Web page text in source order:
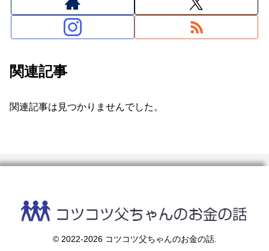
関連記事
関連記事は見つかりませんでした。
© 2022-2026 コツコツ父ちゃんのお金の話.